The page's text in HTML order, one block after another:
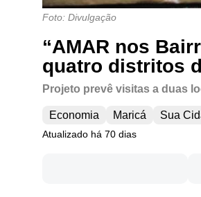
Foto: Divulgação
“AMAR nos
quatro distritos
Projeto prevê visitas a duas
Economia Maricá Sua
Atualizado há 70 dias